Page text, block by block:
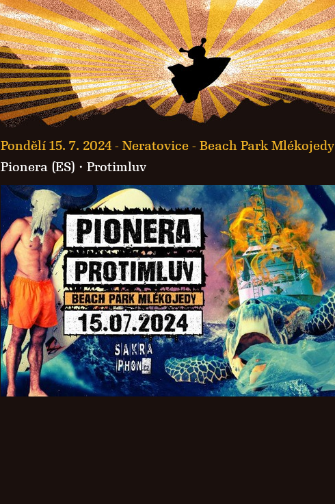
Pondělí 15. 7. 2024 - Neratovice - Beach Park Mlékojedy
Pionera (ES) · Protimluv